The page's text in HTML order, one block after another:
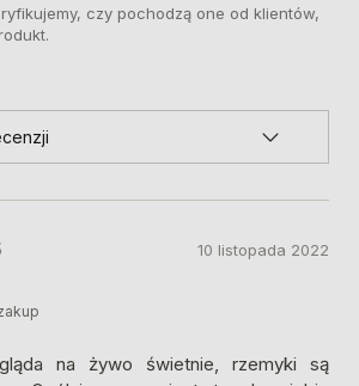
czy pochodzą one od klientów,
na żywo świetnie, rzemyki są
10 listopada 2022